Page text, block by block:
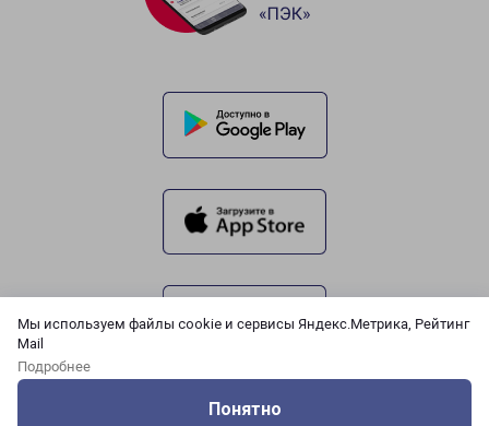
Мы используем файлы cookie и сервисы Яндекс.Метрика, Рейтинг
Mail
Подробнее
Понятно